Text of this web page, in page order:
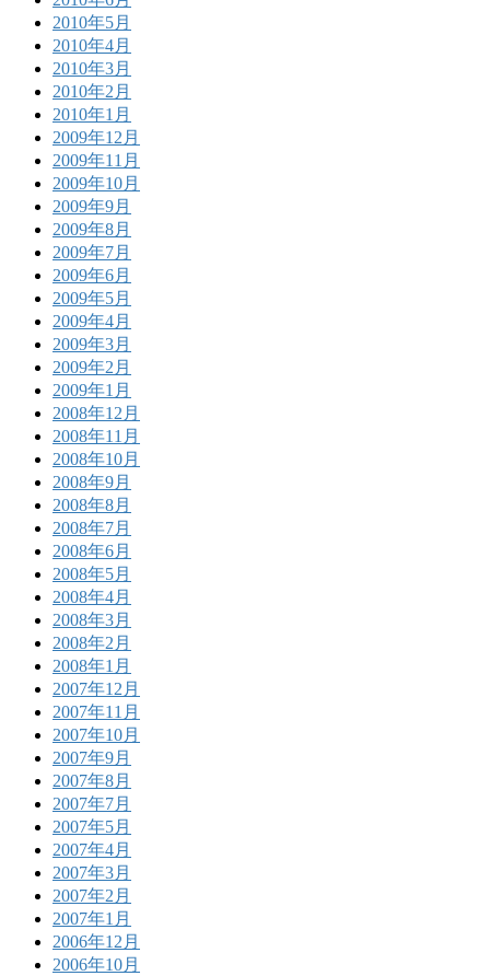
2010年5月
2010年4月
2010年3月
2010年2月
2010年1月
2009年12月
2009年11月
2009年10月
2009年9月
2009年8月
2009年7月
2009年6月
2009年5月
2009年4月
2009年3月
2009年2月
2009年1月
2008年12月
2008年11月
2008年10月
2008年9月
2008年8月
2008年7月
2008年6月
2008年5月
2008年4月
2008年3月
2008年2月
2008年1月
2007年12月
2007年11月
2007年10月
2007年9月
2007年8月
2007年7月
2007年5月
2007年4月
2007年3月
2007年2月
2007年1月
2006年12月
2006年10月